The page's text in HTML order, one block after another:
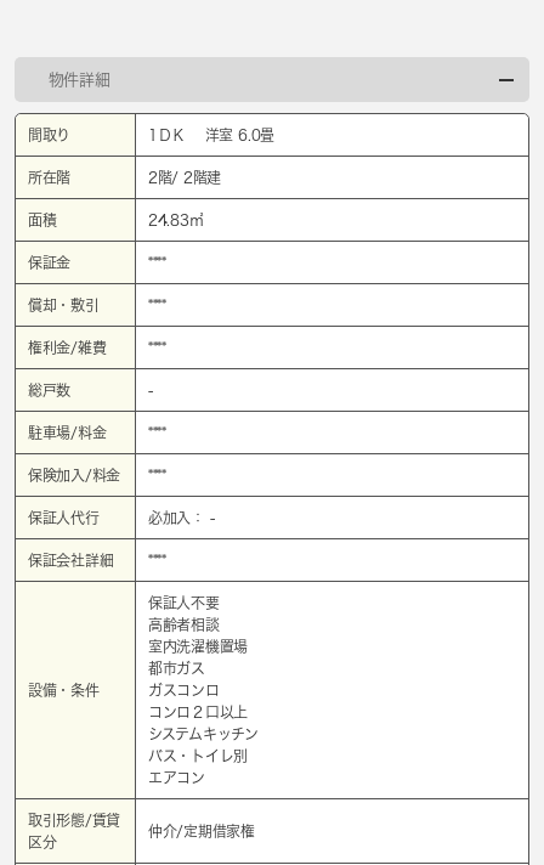
物件詳細
間取り 1ＤＫ 洋室 6.0畳
所在階 2階/ 2階建
面積 24.83㎡
保証金 ****
償却・敷引 ****
権利金/雑費 ****
総戸数 -
駐車場/料金 ****
保険加入/料金 ****
保証人代行 必加入： -
保証会社詳細 ****
設備・条件
保証人不要
高齢者相談
室内洗濯機置場
都市ガス
ガスコンロ
コンロ２口以上
システムキッチン
バス・トイレ別
エアコン
取引形態/賃貸
区分
仲介/定期借家権